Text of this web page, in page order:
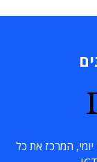
המרכז את כל